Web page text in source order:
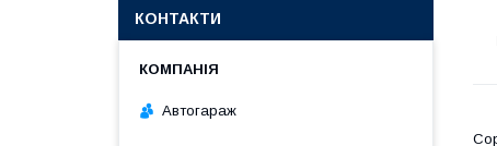
КОНТАКТИ
Автогараж